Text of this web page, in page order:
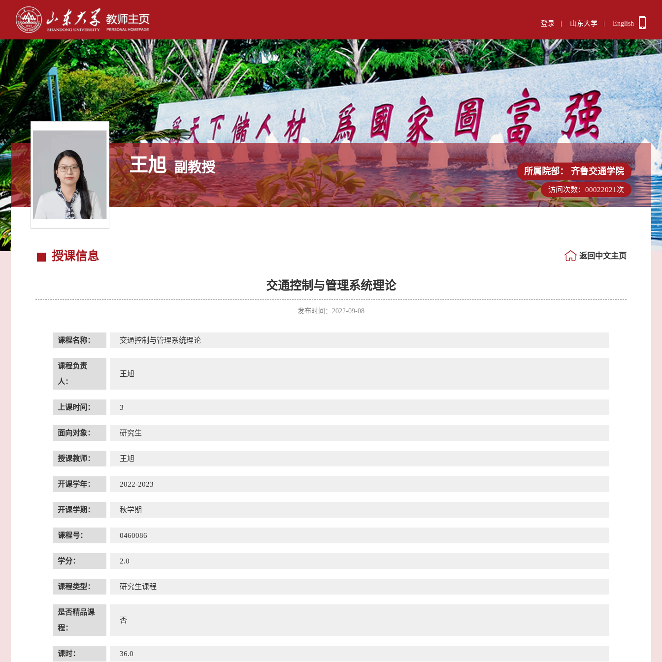
登录 山东大学 English
王旭 副教授 所属院部： 齐鲁交通学院
访问次数： 00022021 次
授课信息 返回中文主页
交通控制与管理系统理论
发布时间：2022-09-08
课程名称： 交通控制与管理系统理论
课程负责
人：
王旭
上课时间： 3
面向对象： 研究生
授课教师： 王旭
开课学年： 2022-2023
开课学期： 秋学期
课程号： 0460086
学分： 2.0
课程类型： 研究生课程
是否精品课
程：
否
课时： 36.0